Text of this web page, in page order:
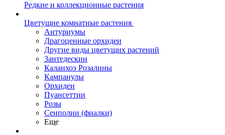
Редкие и коллекционные растения
Цветущие комнатные растения
Антуриумы
Драгоценные орхидеи
Другие виды цветущих растений
Зантедескии
Каланхоэ Розалины
Кампанулы
Орхидеи
Пуансеттии
Розы
Сенполии (фиалки)
Еще